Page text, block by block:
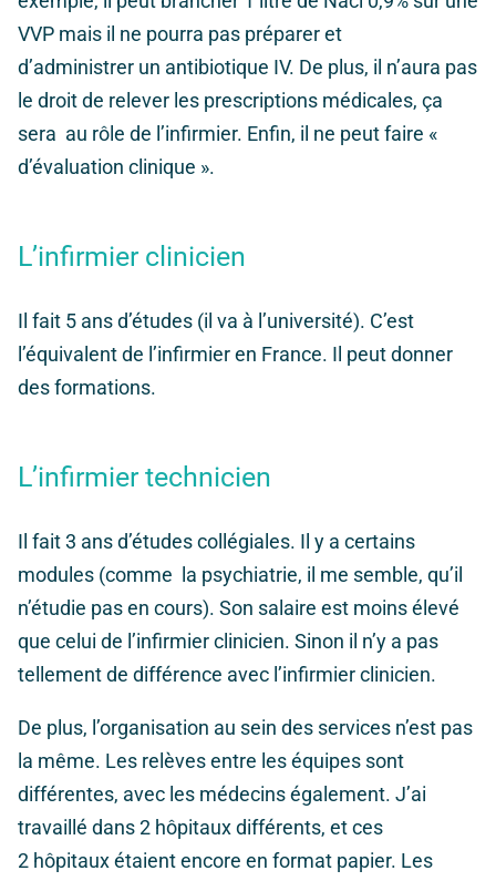
VVP mais il ne pourra pas préparer et
d’administrer un antibiotique IV. De plus, il n’aura pas
le droit de relever les prescriptions médicales, ça
sera au rôle de l’infirmier. Enfin, il ne peut faire «
d’évaluation clinique ».
L’infirmier clinicien
Il fait 5 ans d’études (il va à l’université). C’est
l’équivalent de l’infirmier en France. Il peut donner
des formations.
L’infirmier technicien
I l fait 3 ans d’études collégiales. Il y a certains
modules (comme la psychiatrie, il me semble, qu’il
n’étudie pas en cours). Son salaire est moins élevé
que celui de l’infirmier clinicien. Sinon il n’y a pas
tellement de différence avec l’infirmier clinicien.
De plus, l’organisation au sein des services n’est pas
la même. Les relèves entre les équipes sont
différentes, avec les médecins également. J’ai
travaillé dans 2 hôpitaux différents, et ces
2 hôpitaux étaient encore en format papier. Les